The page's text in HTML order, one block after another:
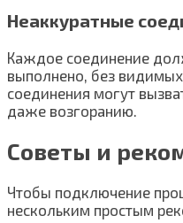
Неаккуратные
Каждое соединение
выполнено, без
соединения могут
даже возгоранию.
Советы и
Чтобы подключение
нескольким простым